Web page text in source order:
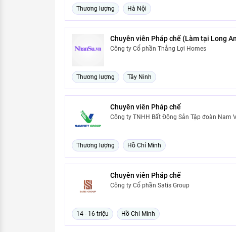
Thương lượng Hà Nội
Chuyên viên Pháp chế (Làm tại Long
Công ty Cổ phần Thắng Lợi Homes
Thương lượng Tây Ninh
Chuyên viên Pháp chế
Công ty TNHH Bất Động Sản Tập đoàn Nam
Thương lượng Hồ Chí Minh
Chuyên viên Pháp chế
Công ty Cổ phần Satis Group
14 - 16 triệu Hồ Chí Minh